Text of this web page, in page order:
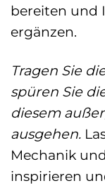
bereiten und
ergänzen.
Tragen Sie
spüren Sie
diesem
ausgehen.
Mechanik
inspirieren